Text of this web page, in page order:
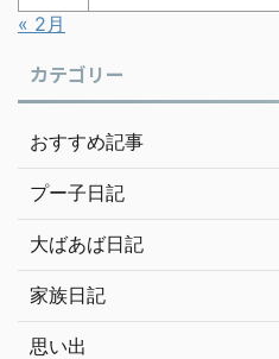
« 2月
カテゴリー
おすすめ記事
プー子日記
大ばあば日記
家族日記
思い出